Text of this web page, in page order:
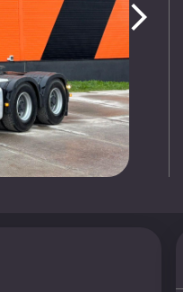
arrow_forward_ios